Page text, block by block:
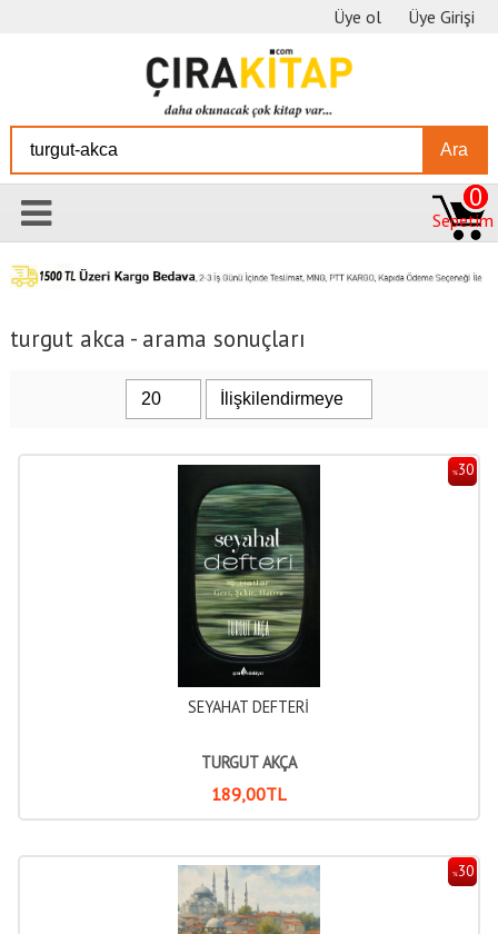
Üye ol Üye Girişi
Ara
Sepetim
0
turgut akca - arama sonuçları
%30
SEYAHAT DEFTERİ
TURGUT AKÇA
189,00TL
%30